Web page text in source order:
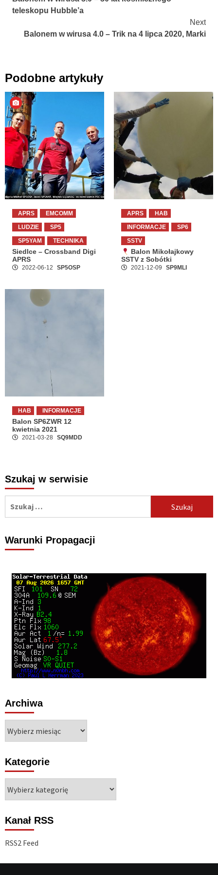
Reading
teleskopu Hubble’a
Next
Balonem w wirusa 4.0 – Trik na 4 lipca 2020, Marki
Podobne artykuły
APRS
EMCOMM
LUDZIE
SP5
SP5YAM
TECHNIKA
Siedlce – Crossband Digi
APRS
2022-06-12 SP5OSP
APRS
HAB
INFORMACJE
SP6
SSTV
Balon Mikołajkowy
SSTV z Sobótki
2021-12-09 SP9MLI
HAB INFORMACJE
Balon SP6ZWR 12
kwietnia 2021
2021-03-28 SQ9MDD
Szukaj w serwisie
Warunki Propagacji
Archiwa
Kategorie
Kanał RSS
RSS2 Feed